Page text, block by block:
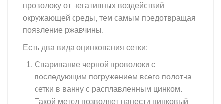
проволоку от негативных воздействий
окружающей среды, тем самым предотвращая
появление ржавчины.
Есть два вида оцинкования сетки:
Сваривание черной проволоки с
последующим погружением всего полотна
сетки в ванну с расплавленным цинком.
Такой метод позволяет нанести цинковый